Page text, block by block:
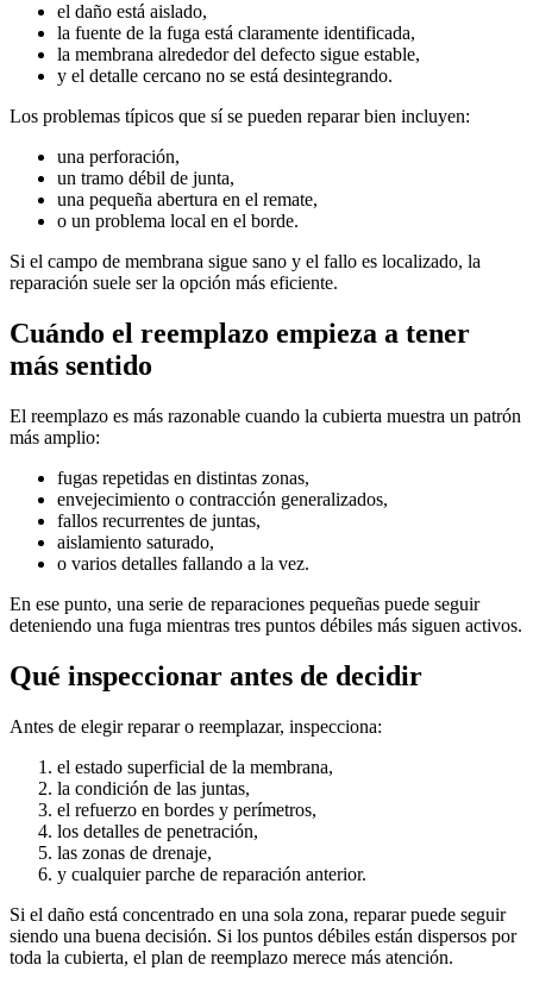
el daño está aislado,
la fuente de la fuga está claramente identificada,
la membrana alrededor del defecto sigue estable,
y el detalle cercano no se está desintegrando.
Los problemas típicos que sí se pueden reparar bien incluyen:
una perforación,
un tramo débil de junta,
una pequeña abertura en el remate,
o un problema local en el borde.
Si el campo de membrana sigue sano y el fallo es localizado, la
reparación suele ser la opción más eficiente.
Cuándo el reemplazo empieza a tener
más sentido
El reemplazo es más razonable cuando la cubierta muestra un patrón
más amplio:
fugas repetidas en distintas zonas,
envejecimiento o contracción generalizados,
fallos recurrentes de juntas,
aislamiento saturado,
o varios detalles fallando a la vez.
En ese punto, una serie de reparaciones pequeñas puede seguir
deteniendo una fuga mientras tres puntos débiles más siguen activos.
Qué inspeccionar antes de decidir
Antes de elegir reparar o reemplazar, inspecciona:
el estado superficial de la membrana,
la condición de las juntas,
el refuerzo en bordes y perímetros,
los detalles de penetración,
las zonas de drenaje,
y cualquier parche de reparación anterior.
Si el daño está concentrado en una sola zona, reparar puede seguir
siendo una buena decisión. Si los puntos débiles están dispersos por
toda la cubierta, el plan de reemplazo merece más atención.